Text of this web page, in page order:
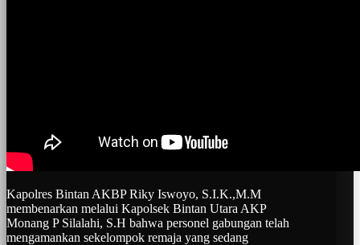
Kapolres Bintan AKBP Riky Iswoyo, S.I.K.,M.M
membenarkan melalui Kapolsek Bintan Utara AKP
Monang P Silalahi, S.H bahwa personel gabungan telah
mengamankan sekelompok remaja yang sedang